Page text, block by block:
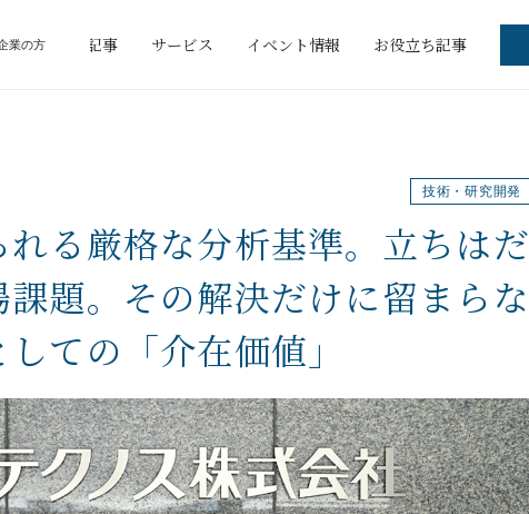
業の方
お役立ち記事 サービス イベント情報 お役立ち記事
技術・研究開発
る厳格な分析基準。立ちはだ
題。その解決だけに留まらな
ての「介在価値」